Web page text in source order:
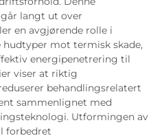
langt ut over
en avgjørende rolle i
mot termisk skade,
energipenetrering til
viser at riktig
behandlingsrelatert
sammenlignet med
Utformingen av
forbedret